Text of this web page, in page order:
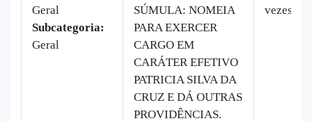
Geral
Subcategoria:
Geral
SÚMULA: NOMEIA
PARA EXERCER
CARGO EM
CARÁTER EFETIVO
PATRICIA SILVA DA
CRUZ E DÁ OUTRAS
PROVIDÊNCIAS.
vezes